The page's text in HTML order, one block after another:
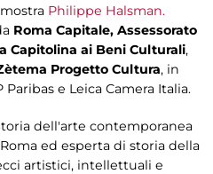
Philippe Halsman.
Roma Capitale, Assessorato
Capitolina ai Beni Culturali,
Progetto Cultura, in
e Leica Camera Italia.
dell'arte contemporanea
ed esperta di storia della
artistici, intellettuali e